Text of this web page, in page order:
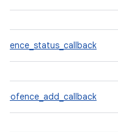
geofence_add_callback